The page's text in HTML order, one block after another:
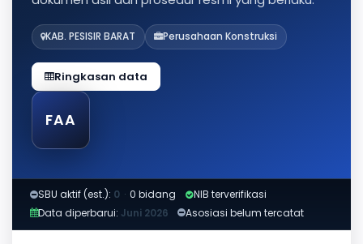
KAB. PESISIR BARAT Perusahaan Konstruksi
Ringkasan data
FAA
SBU aktif (est.): 0 · 0 bidang
NIB terverifikasi
Data diperbarui: Juni 2026 Asosiasi belum tercatat